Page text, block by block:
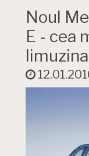
Noul
E - cea